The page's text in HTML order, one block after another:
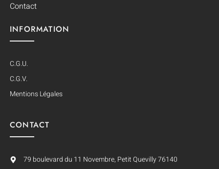
Contact
INFORMATION
C.G.U.
C.G.V.
Mentions Légales
CONTACT
79 boulevard du 11 Novembre, Petit Quevilly 76140